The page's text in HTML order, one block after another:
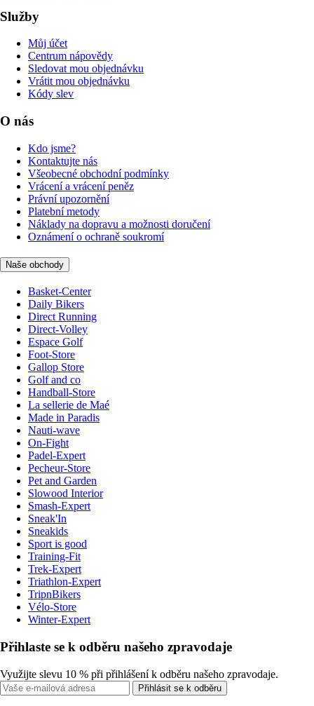
Služby
Můj účet
Centrum nápovědy
Sledovat mou objednávku
Vrátit mou objednávku
Kódy slev
O nás
Kdo jsme?
Kontaktujte nás
Všeobecné obchodní podmínky
Vrácení a vrácení peněz
Právní upozornění
Platební metody
Náklady na dopravu a možnosti doručení
Oznámení o ochraně soukromí
Naše obchody
Basket-Center
Daily Bikers
Direct Running
Direct-Volley
Espace Golf
Foot-Store
Gallop Store
Golf and co
Handball-Store
La sellerie de Maé
Made in Paradis
Nauti-wave
On-Fight
Padel-Expert
Pecheur-Store
Pet and Garden
Slowood Interior
Smash-Expert
Sneak'In
Sneakids
Sport is good
Training-Fit
Trek-Expert
Triathlon-Expert
TripnBikers
Vélo-Store
Winter-Expert
Přihlaste se k odběru našeho zpravodaje
Využijte slevu 10 % při přihlášení k odběru našeho zpravodaje.
Přihlásit se k odběru